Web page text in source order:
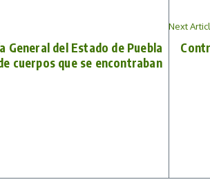
General del Estado de Puebla
cuerpos que se encontraban
Next